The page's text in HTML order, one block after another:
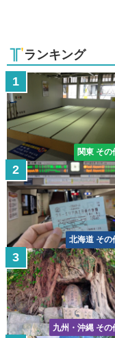
ランキング
関東 その
北海道 その
九州・沖縄 その